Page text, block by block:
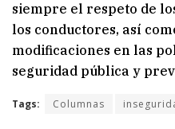
siempre el respeto de
los conductores, así
modificaciones en las
seguridad pública y
Tags: Columnas